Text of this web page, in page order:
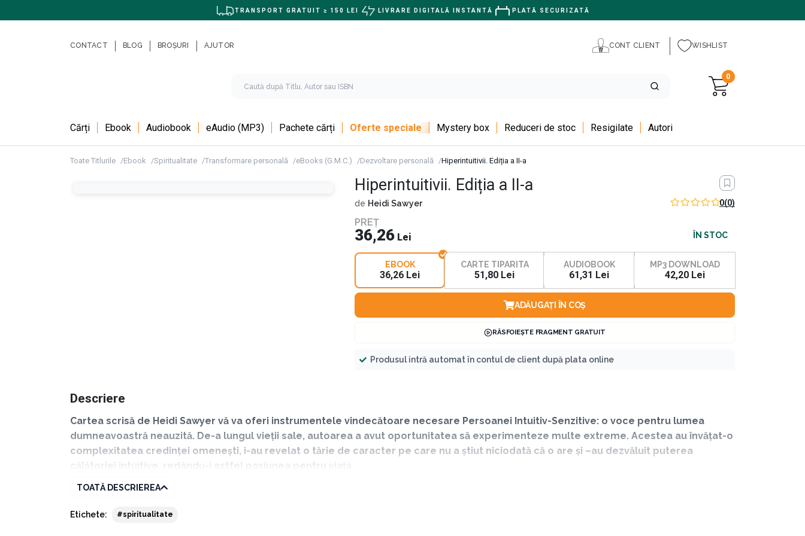
TRANSPORT GRATUIT ≥ 150 LEI LIVRARE DIGITALĂ INSTANTĂ PLATĂ SECURIZATĂ
CONTACT BLOG BROȘURI AJUTOR CONT CLIENT WISHLIST
0
Cărți Ebook Audiobook eAudio (MP3) Pachete cărți Oferte speciale Mystery box Reduceri de stoc Resigilate Autori
Toate Titlurile Ebook Spiritualitate Transformare personală eBooks (G.M.C.) Dezvoltare personală Hiperintuitivii. Ediția a II-a
Hiperintuitivii. Ediția a II-a
de Heidi Sawyer 0(0)
PREȚ
36,26 Lei ÎN STOC
EBOOK
36,26 Lei
CARTE TIPARITA
51,80 Lei
AUDIOBOOK
61,31 Lei
MP3 DOWNLOAD
42,20 Lei
ADĂUGAȚI ÎN COȘ
RĂSFOIEȘTE FRAGMENT GRATUIT
Produsul intră automat în contul de client după plata online
Descriere
Cartea scrisă de Heidi Sawyer vă va oferi instrumentele vindecătoare necesare Persoanei Intuitiv-Senzitive: o voce pentru lumea
dumneavoastră neauzită. De-a lungul vieții sale, autoarea a avut oportunitatea să experimenteze multe extreme. Acestea au învățat-o
complexitatea credinței omenești, i-au revelat o tărie de caracter pe care nu a știut niciodată că o are și –au dezvăluit puterea
călătoriei intuitive, redându-i astfel pasiunea pentru viață.
profunzimea pe care o căutați, răspunsurile care v-au scăpat până acum. Vă va ajuta să vă vindecați și vă va oferi calea pentru a vă apropia de cei
TOATĂ DESCRIEREA
Etichete: #spiritualitate